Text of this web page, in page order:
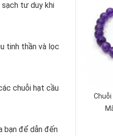
sạch tư duy khi
tinh thần và lọc
chuỗi hạt cầu
bạn để dẫn đến